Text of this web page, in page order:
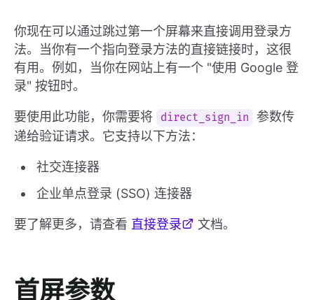
你现在可以通过跳过第一个屏幕来直接调用登录方
法。当你有一个指向登录方法的直接链接时，这很
有用。例如，当你在网站上有一个 "使用 Google 登
录" 按钮时。
要使用此功能，你需要将 direct_sign_in
参数传
递给验证请求。它支持以下方法：
社交连接器
企业单点登录 (SSO) 连接器
要了解更多，请查看 直接登录 文档。
首屏参数